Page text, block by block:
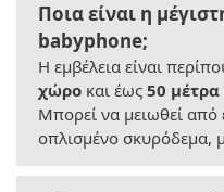
Ποια είναι η
babyphone;
Η εμβέλεια είναι
χώρο και έως 50
Μπορεί να μειωθεί από
οπλισμένο σκυρόδεμα,